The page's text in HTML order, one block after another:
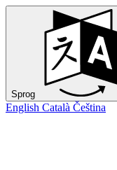
Sprog
English Català Čeština